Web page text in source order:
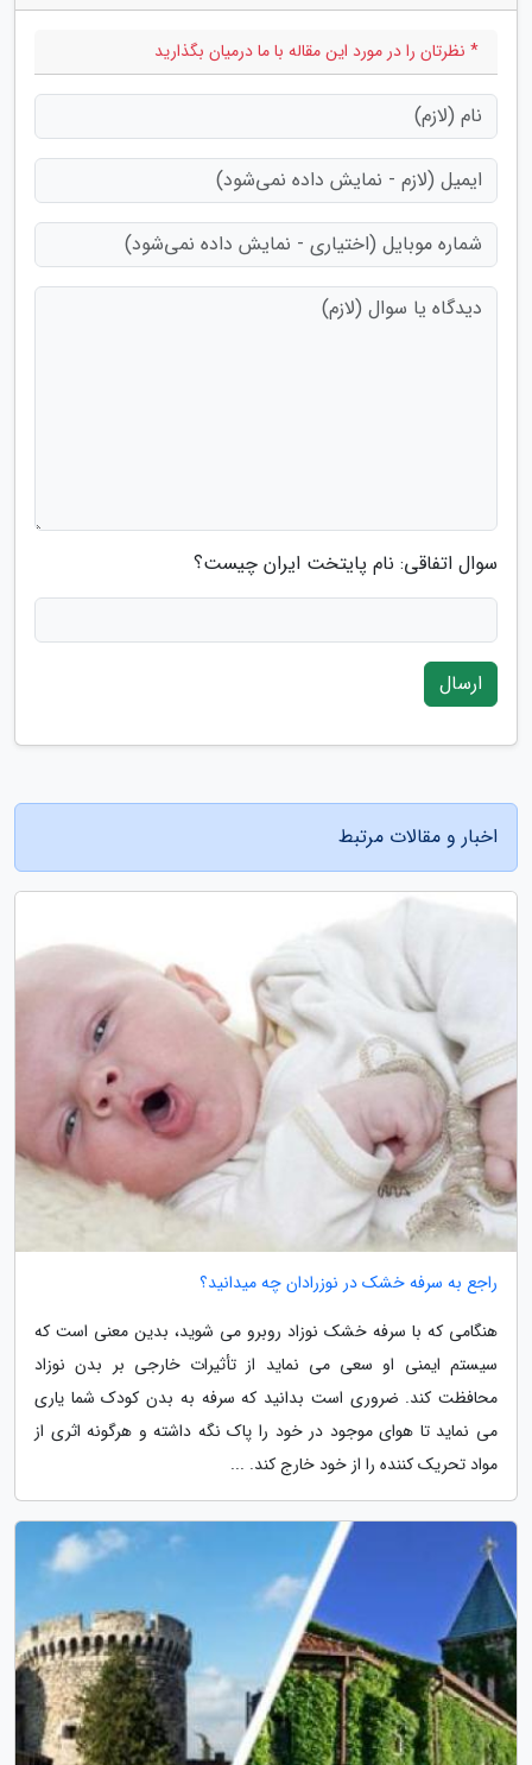
* نظرتان را در مورد این مقاله با ما درمیان بگذارید
سوال اتفاقی: نام پایتخت ایران چیست؟
ارسال
اخبار و مقالات مرتبط
راجع به سرفه خشک در نوزرادان چه میدانید؟
هنگامی که با سرفه خشک نوزاد روبرو می شوید، بدین معنی است که
سیستم ایمنی او سعی می نماید از تأثیرات خارجی بر بدن نوزاد
محافظت کند. ضروری است بدانید که سرفه به بدن کودک شما یاری
می نماید تا هوای موجود در خود را پاک نگه داشته و هرگونه اثری از
مواد تحریک کننده را از خود خارج کند. ...